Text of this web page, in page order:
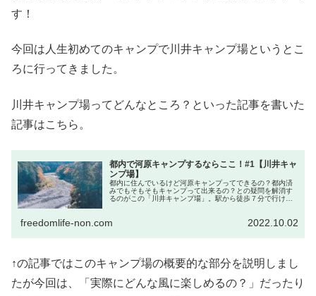
す！
今回は人生初めてのキャンプで川井キャンプ場というとこ
ろに行ってきました。
川井キャンプ場ってどんなところ？といった記事を書いた
記事はこちら。
都内で河原キャンプするならここ！#1【川井キャ
ンプ場】
都内に住んでいるけど河原キャンプってできるの？都内済
みでもそもそもキャンプって出来るの？との疑問を解消す
るのがこの「川井キャンプ場」。駅から徒歩７分で行ける
freedomlife-non.com 2022.10.02
↑の記事ではこのキャンプ場の概要的な部分を説明しまし
たが今回は、「実際にどんな風に楽しめるの？」だったり